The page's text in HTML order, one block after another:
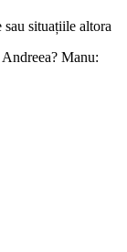
sau situațiile altora
Manu: